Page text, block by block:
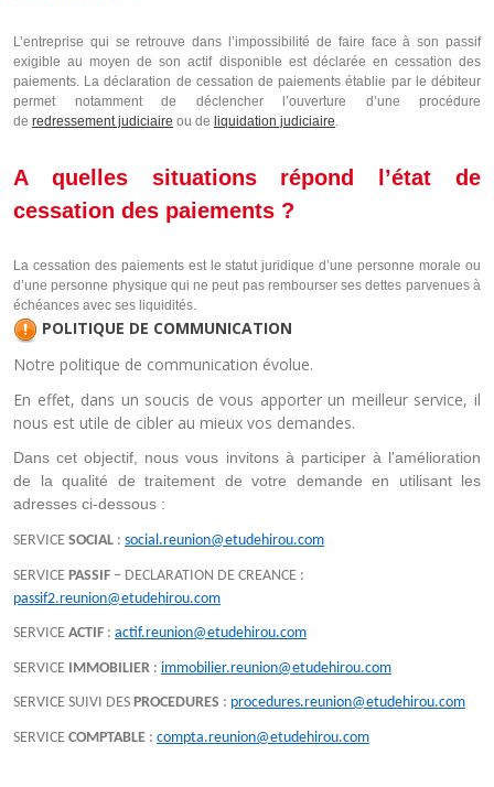
L’entreprise qui se retrouve dans l’impossibilité de faire face à son passif
exigible au moyen de son actif disponible est déclarée en cessation des
paiements. La déclaration de cessation de paiements établie par le débiteur
permet notamment de déclencher l’ouverture d’une procédure
de redressement judiciaire ou de liquidation judiciaire.
A quelles situations répond l’état de
cessation des paiements ?
La cessation des paiements est le statut juridique d’une personne morale ou
d’une personne physique qui ne peut pas rembourser ses dettes parvenues à
échéances avec ses liquidités.
POLITIQUE DE COMMUNICATION
Notre politique de communication évolue.
En effet, dans un soucis de vous apporter un meilleur service, il
nous est utile de cibler au mieux vos demandes.
Dans cet objectif, nous vous invitons à participer à l'amélioration
de la qualité de traitement de votre demande en utilisant les
adresses ci-dessous :
SERVICE SOCIAL : social.reunion@etudehirou.com
SERVICE PASSIF – DECLARATION DE CREANCE :
passif2.reunion@etudehirou.com
SERVICE ACTIF : actif.reunion@etudehirou.com
SERVICE IMMOBILIER : immobilier.reunion@etudehirou.com
SERVICE SUIVI DES PROCEDURES : procedures.reunion@etudehirou.com
SERVICE COMPTABLE : compta.reunion@etudehirou.com